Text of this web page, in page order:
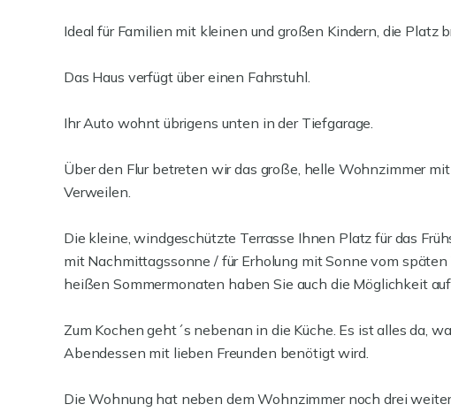
Ideal für Familien mit kleinen und großen Kindern, die Platz
Das Haus verfügt über einen Fahrstuhl.
Ihr Auto wohnt übrigens unten in der Tiefgarage.
Über den Flur betreten wir das große, helle Wohnzimmer
Verweilen.
Die kleine, windgeschützte Terrasse Ihnen Platz für das
mit Nachmittagssonne / für Erholung mit Sonne vom
heißen Sommermonaten haben Sie auch die Möglichkeit
Zum Kochen geht´s nebenan in die Küche. Es ist alles da,
Abendessen mit lieben Freunden benötigt wird.
Die Wohnung hat neben dem Wohnzimmer noch drei